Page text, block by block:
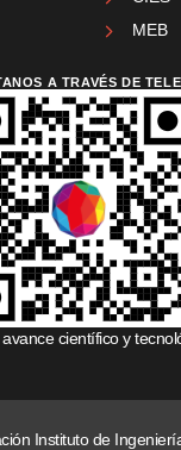
MEB
A TRAVÉS DE
científico y
Instituto de